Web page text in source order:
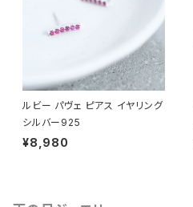
ルビー パヴェ ピアス イヤリング
シルバー925
¥8,980